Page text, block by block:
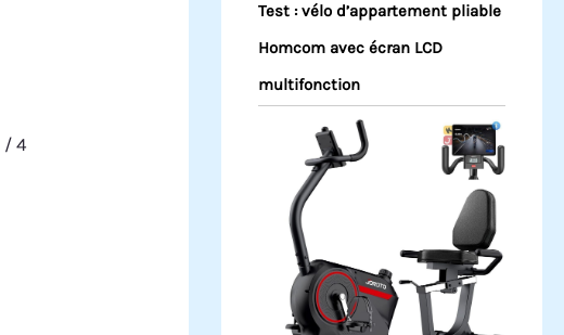
/4
Test : vélo d’appartement pliable
Homcom avec écran LCD
multifonction